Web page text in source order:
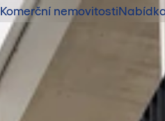
Komerční nemovitosti